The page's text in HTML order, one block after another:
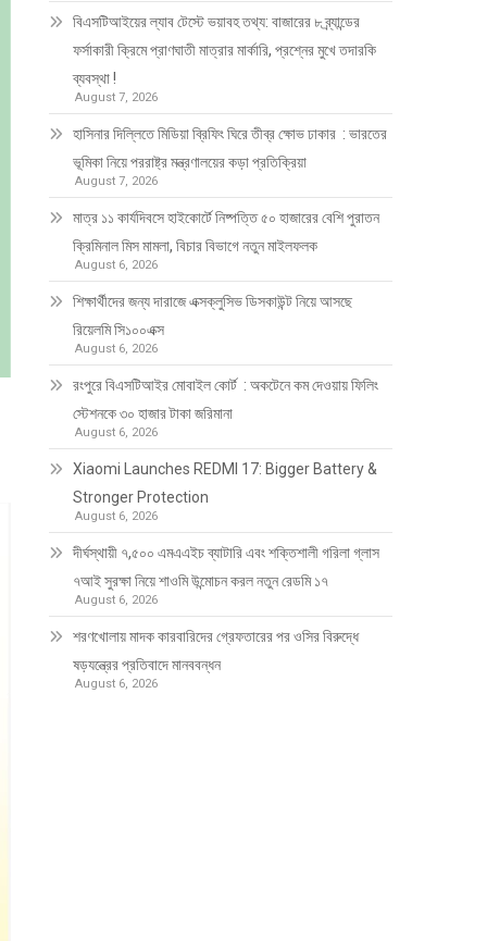
বিএসটিআইয়ের ল্যাব টেস্টে ভয়াবহ তথ্য: বাজারের ৮ ব্র্যান্ডের
ফর্সাকারী ক্রিমে প্রাণঘাতী মাত্রার মার্কারি, প্রশ্নের মুখে তদারকি
ব্যবস্থা !
August 7, 2026
হাসিনার দিল্লিতে মিডিয়া ব্রিফিং ঘিরে তীব্র ক্ষোভ ঢাকার : ভারতের
ভূমিকা নিয়ে পররাষ্ট্র মন্ত্রণালয়ের কড়া প্রতিক্রিয়া
August 7, 2026
মাত্র ১১ কার্যদিবসে হাইকোর্টে নিষ্পত্তি ৫০ হাজারের বেশি পুরাতন
ক্রিমিনাল মিস মামলা, বিচার বিভাগে নতুন মাইলফলক
August 6, 2026
শিক্ষার্থীদের জন্য দারাজে এক্সক্লুসিভ ডিসকাউন্ট নিয়ে আসছে
রিয়েলমি সি১০০এক্স
August 6, 2026
রংপুরে বিএসটিআইর মোবাইল কোর্ট : অকটেনে কম দেওয়ায় ফিলিং
স্টেশনকে ৩০ হাজার টাকা জরিমানা
August 6, 2026
Xiaomi Launches REDMI 17: Bigger Battery &
Stronger Protection
August 6, 2026
দীর্ঘস্থায়ী ৭,৫০০ এমএএইচ ব্যাটারি এবং শক্তিশালী গরিলা গ্লাস
৭আই সুরক্ষা নিয়ে শাওমি উন্মোচন করল নতুন রেডমি ১৭
August 6, 2026
শরণখোলায় মাদক কারবারিদের গ্রেফতারের পর ওসির বিরুদ্ধে
ষড়যন্ত্রের প্রতিবাদে মানববন্ধন
August 6, 2026